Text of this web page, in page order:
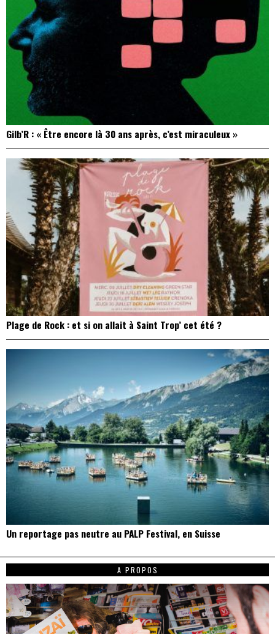
Gilb’R : « Être encore là 30 ans après, c’est miraculeux »
Plage de Rock : et si on allait à Saint Trop’ cet été ?
Un reportage pas neutre au PALP Festival, en Suisse
A PROPOS